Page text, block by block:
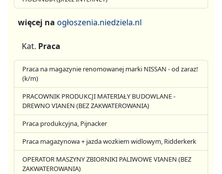
więcej na ogłoszenia.niedziela.nl
Kat. Praca
Praca na magazynie renomowanej marki NISSAN - od zaraz!
(k/m)
PRACOWNIK PRODUKCJI MATERIAŁY BUDOWLANE -
DREWNO VIANEN (BEZ ZAKWATEROWANIA)
Praca produkcyjna, Pijnacker
Praca magazynowa + jazda wozkiem widlowym, Ridderkerk
OPERATOR MASZYNY ZBIORNIKI PALIWOWE VIANEN (BEZ
ZAKWATEROWANIA)